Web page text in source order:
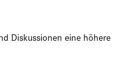
Diskussionen eine höhere